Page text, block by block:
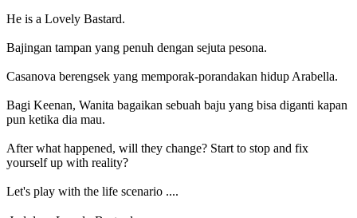
He is a Lovely Bastard.
Bajingan tampan yang penuh dengan sejuta pesona.
Casanova berengsek yang memporak-porandakan hidup Arabella.
Bagi Keenan, Wanita bagaikan sebuah baju yang bisa diganti kapan
pun ketika dia mau.
After what happened, will they change? Start to stop and fix
yourself up with reality?
Let's play with the life scenario ....